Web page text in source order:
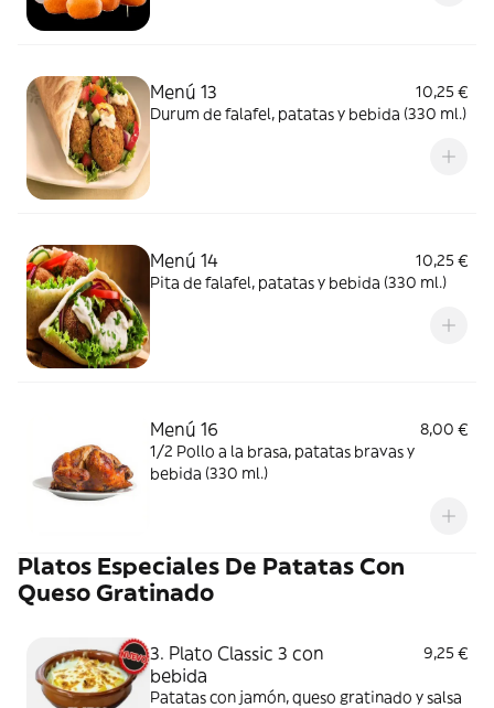
Menú 13
10,25 €
Durum de falafel, patatas y bebida (330 ml.)
Menú 14
10,25 €
Pita de falafel, patatas y bebida (330 ml.)
Menú 16
8,00 €
1/2 Pollo a la brasa, patatas bravas y
bebida (330 ml.)
Platos Especiales De Patatas Con
Queso Gratinado
3. Plato Classic 3 con
bebida
9,25 €
Patatas con jamón, queso gratinado y salsa